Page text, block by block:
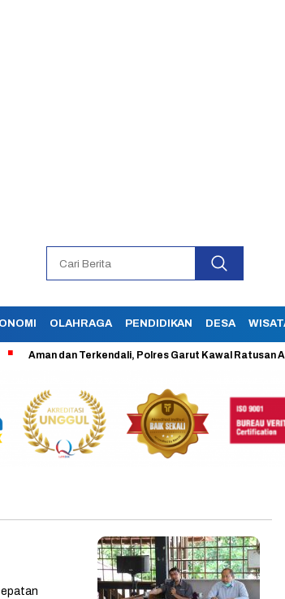
OLAHRAGA PENDIDIKAN DESA
Aman dan Terkendali, Polres Garut Kawal Ratusan Aksi